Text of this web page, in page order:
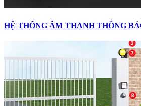
HỆ THỐNG ÂM THANH THÔNG